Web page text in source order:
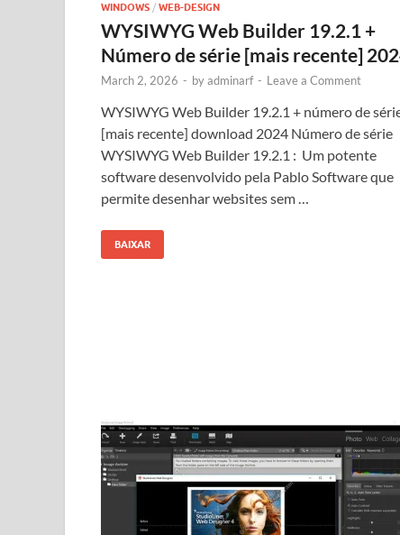
WINDOWS / WEB-DESIGN
WYSIWYG Web Builder 19.2.1 +
Número de série [mais recente]
March 2, 2026 - byadminarf - Leave a Comment
WYSIWYG Web Builder 19.2.1 + número de
[mais recente] download 2024 Número de série
WYSIWYG Web Builder 19.2.1 : Um potente
software desenvolvido pela Pablo Software que
permite desenhar websites sem …
BAIXAR